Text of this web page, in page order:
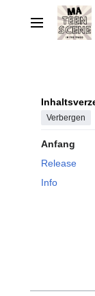
springenHauptmenü
Verbergen
Anfang
Release
Info